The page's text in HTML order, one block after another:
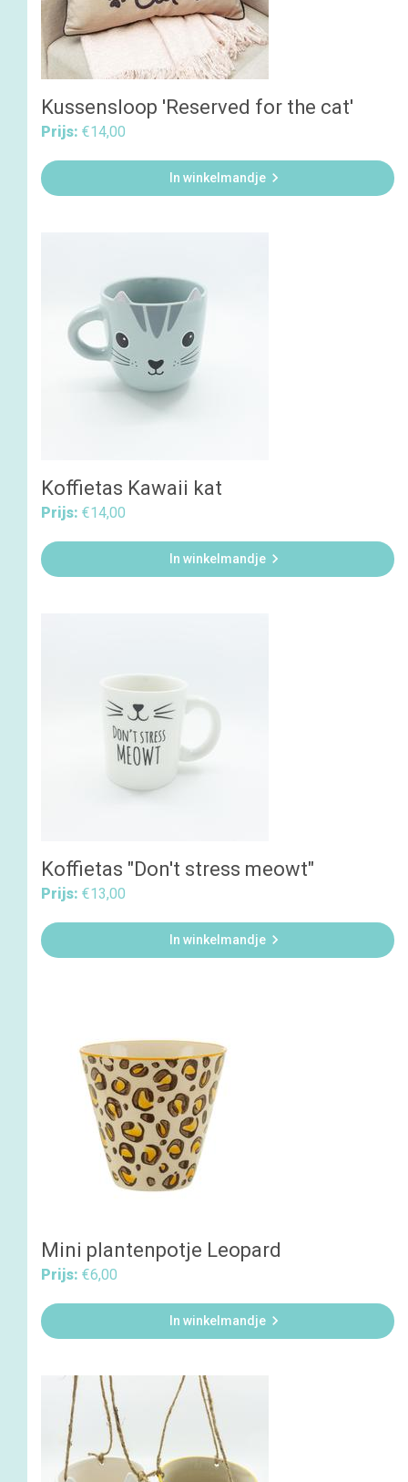
Kussensloop 'Reserved for the cat'
Prijs: €14,00
In winkelmandje 
Koffietas Kawaii kat
Prijs: €14,00
In winkelmandje 
Koffietas "Don't stress meowt"
Prijs: €13,00
In winkelmandje 
Mini plantenpotje Leopard
Prijs: €6,00
In winkelmandje 